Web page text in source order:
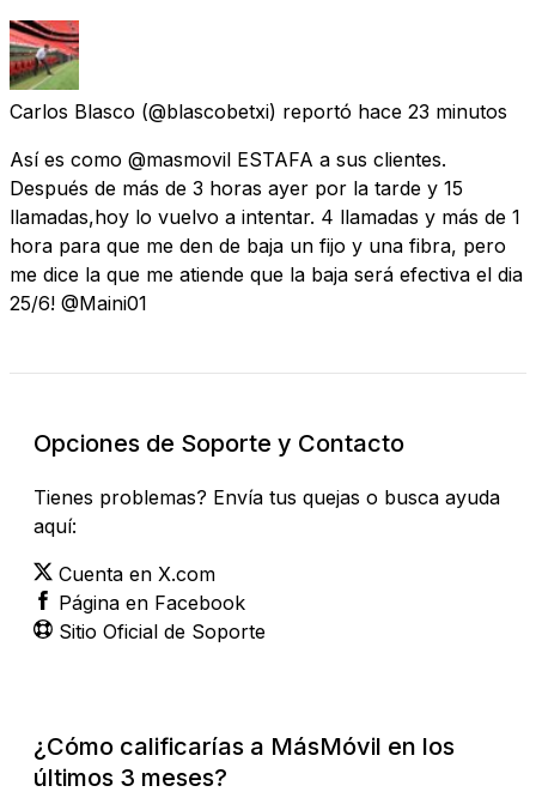
Carlos Blasco (@blascobetxi) reportó hace 23 minutos
Así es como @masmovil ESTAFA a sus clientes.
Después de más de 3 horas ayer por la tarde y 15
llamadas,hoy lo vuelvo a intentar. 4 llamadas y más de 1
hora para que me den de baja un fijo y una fibra, pero
me dice la que me atiende que la baja será efectiva el dia
25/6! @Maini01
Opciones de Soporte y Contacto
Tienes problemas? Envía tus quejas o busca ayuda
aquí:
Cuenta en X.com
Página en Facebook
Sitio Oficial de Soporte
¿Cómo calificarías a MásMóvil en los
últimos 3 meses?